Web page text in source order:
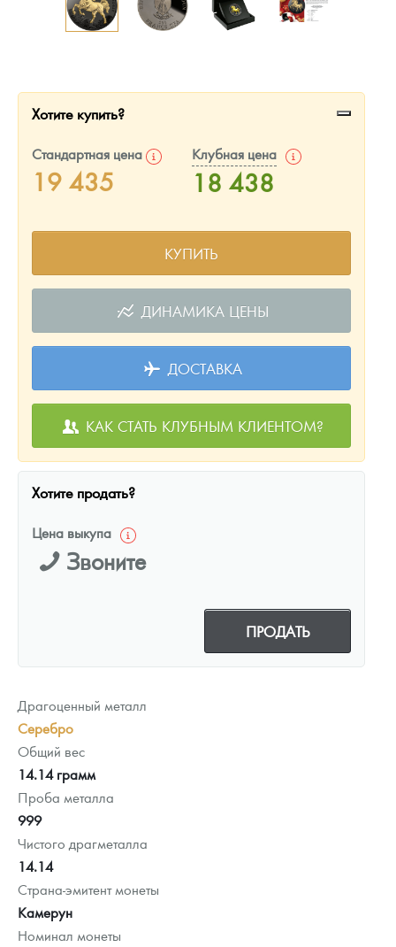
Русская нумизматика
Монеты и жетоны из недрагоценных металлов
Книги по нумизматике
Хотите купить?
Стандартная цена
19 435
Клубная цена
18 438
КУПИТЬ
ДИНАМИКА ЦЕНЫ
ДОСТАВКА
КАК СТАТЬ КЛУБНЫМ КЛИЕНТОМ?
Хотите продать?
Цена выкупа
Звоните
ПРОДАТЬ
Драгоценный металл
Серебро
Общий вес
14.14 грамм
Проба металла
999
Чистого драгметалла
14.14
Страна-эмитент монеты
Камерун
Номинал монеты